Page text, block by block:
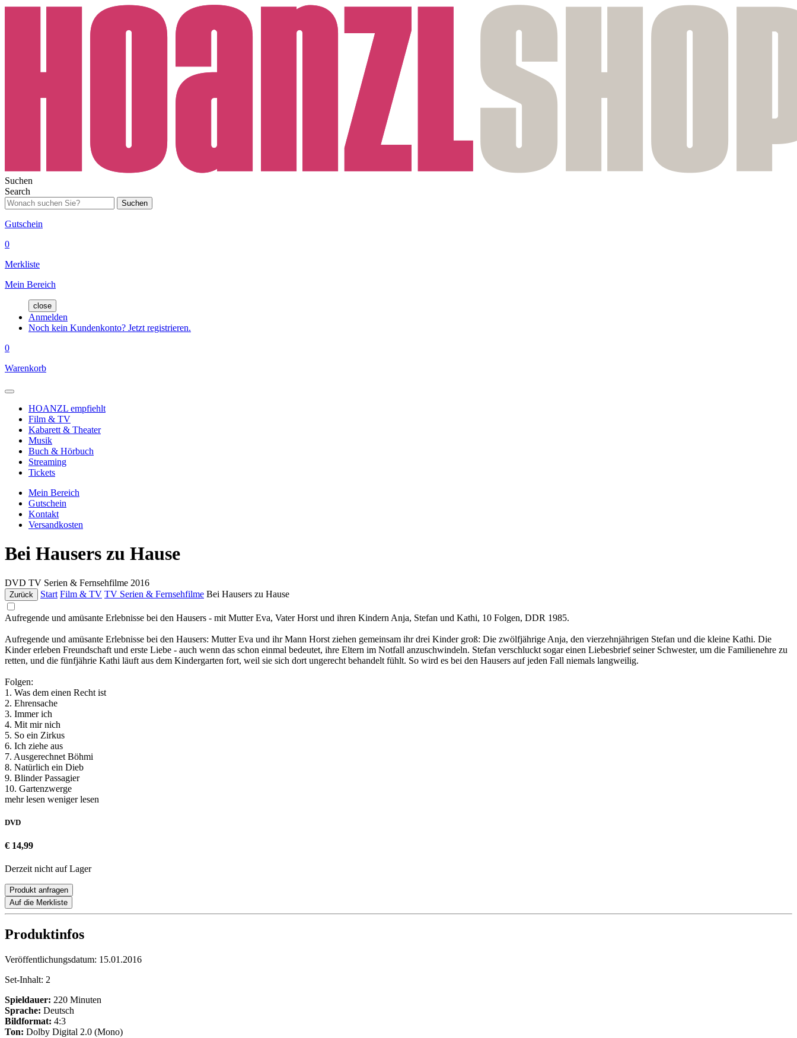
Suchen
Search
Suchen
Gutschein
0
Merkliste
Mein Bereich
close
Anmelden
Noch kein Kundenkonto? Jetzt registrieren.
0
Warenkorb
HOANZL empfiehlt
Film & TV
Kabarett & Theater
Musik
Buch & Hörbuch
Streaming
Tickets
Mein Bereich
Gutschein
Kontakt
Versandkosten
Bei Hausers zu Hause
DVD TV Serien & Fernsehfilme 2016
Zurück Start Film & TV TV Serien & Fernsehfilme Bei Hausers zu Hause
Aufregende und amüsante Erlebnisse bei den Hausers - mit Mutter Eva, Vater Horst und ihren Kindern Anja, Stefan und Kathi, 10 Folgen, DDR 1985.
Aufregende und amüsante Erlebnisse bei den Hausers: Mutter Eva und ihr Mann Horst ziehen gemeinsam ihr drei Kinder groß: Die zwölfjährige Anja, den vierzehnjährigen Stefan und die kleine Kathi. Die
Kinder erleben Freundschaft und erste Liebe - auch wenn das schon einmal bedeutet, ihre Eltern im Notfall anzuschwindeln. Stefan verschluckt sogar einen Liebesbrief seiner Schwester, um die Familienehre zu
retten, und die fünfjährie Kathi läuft aus dem Kindergarten fort, weil sie sich dort ungerecht behandelt fühlt. So wird es bei den Hausers auf jeden Fall niemals langweilig.
Folgen:
1. Was dem einen Recht ist
2. Ehrensache
3. Immer ich
4. Mit mir nich
5. So ein Zirkus
6. Ich ziehe aus
7. Ausgerechnet Böhmi
8. Natürlich ein Dieb
9. Blinder Passagier
10. Gartenzwerge
mehr lesen weniger lesen
DVD
€ 14,99
Derzeit nicht auf Lager
Produkt anfragen
Auf die Merkliste
Produktinfos
Veröffentlichungsdatum: 15.01.2016
Set-Inhalt: 2
Spieldauer: 220 Minuten
Sprache: Deutsch
Bildformat: 4:3
Ton: Dolby Digital 2.0 (Mono)